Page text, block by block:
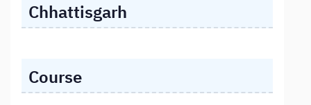
Chhattisgarh
Course